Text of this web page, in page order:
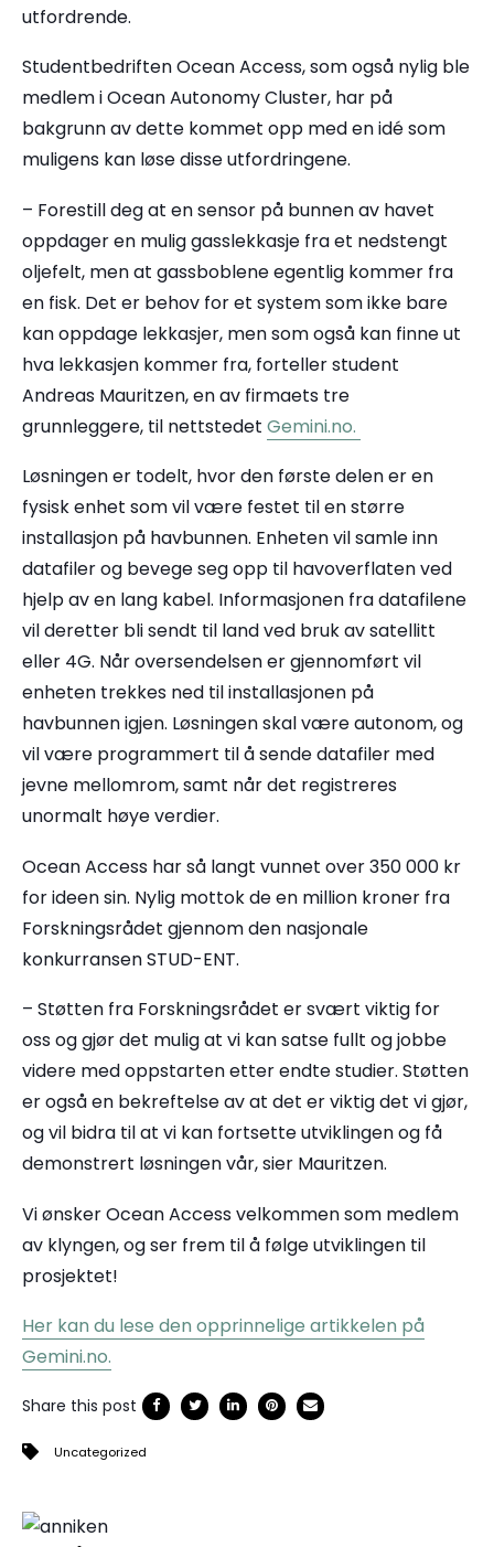
utfordrende.
Studentbedriften Ocean Access, som også nylig ble
medlem i Ocean Autonomy Cluster, har på
bakgrunn av dette kommet opp med en idé som
muligens kan løse disse utfordringene.
– Forestill deg at en sensor på bunnen av havet
oppdager en mulig gasslekkasje fra et nedstengt
oljefelt, men at gassboblene egentlig kommer fra
en fisk. Det er behov for et system som ikke bare
kan oppdage lekkasjer, men som også kan finne ut
hva lekkasjen kommer fra, forteller student
Andreas Mauritzen, en av firmaets tre
grunnleggere, til nettstedet Gemini.no.
Løsningen er todelt, hvor den første delen er en
fysisk enhet som vil være festet til en større
installasjon på havbunnen. Enheten vil samle inn
datafiler og bevege seg opp til havoverflaten ved
hjelp av en lang kabel. Informasjonen fra datafilene
vil deretter bli sendt til land ved bruk av satellitt
eller 4G. Når oversendelsen er gjennomført vil
enheten trekkes ned til installasjonen på
havbunnen igjen. Løsningen skal være autonom, og
vil være programmert til å sende datafiler med
jevne mellomrom, samt når det registreres
unormalt høye verdier.
Ocean Access har så langt vunnet over 350 000 kr
for ideen sin. Nylig mottok de en million kroner fra
Forskningsrådet gjennom den nasjonale
konkurransen STUD-ENT.
– Støtten fra Forskningsrådet er svært viktig for
oss og gjør det mulig at vi kan satse fullt og jobbe
videre med oppstarten etter endte studier. Støtten
er også en bekreftelse av at det er viktig det vi gjør,
og vil bidra til at vi kan fortsette utviklingen og få
demonstrert løsningen vår, sier Mauritzen.
Vi ønsker Ocean Access velkommen som medlem
av klyngen, og ser frem til å følge utviklingen til
prosjektet!
Her kan du lese den opprinnelige artikkelen på
Gemini.no.
Share this post
Uncategorized